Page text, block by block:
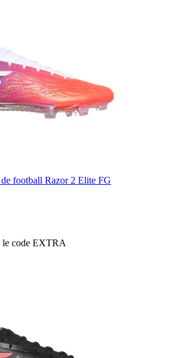
de football Razor 2 Elite FG
le code EXTRA